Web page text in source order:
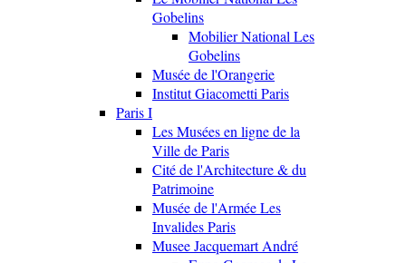
Gobelins
Mobilier National Les
Gobelins
Musée de l'Orangerie
Institut Giacometti Paris
Paris I
Les Musées en ligne de la
Ville de Paris
Cité de l'Architecture & du
Patrimoine
Musée de l'Armée Les
Invalides Paris
Musee Jacquemart André